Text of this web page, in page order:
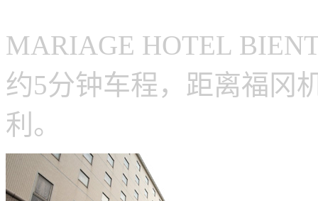
MARIAGE HOTEL
约5分钟车程，距离福冈
利。